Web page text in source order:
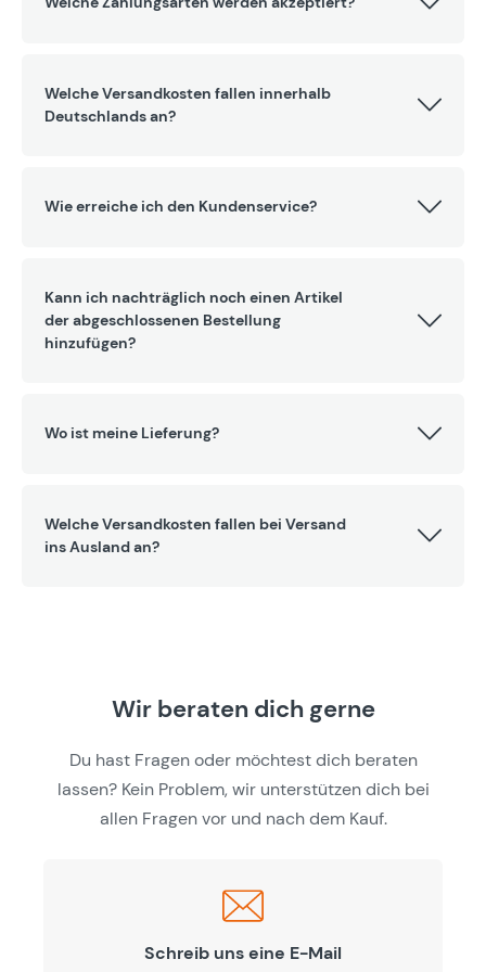
Welche Versandkosten fallen innerhalb
Deutschlands an?
Wie erreiche ich den Kundenservice?
Kann ich nachträglich noch einen Artikel
der abgeschlossenen Bestellung
hinzufügen?
Wo ist meine Lieferung?
Welche Versandkosten fallen bei Versand
ins Ausland an?
Wir beraten dich gerne
Du hast Fragen oder möchtest dich beraten
lassen? Kein Problem, wir unterstützen dich bei
allen Fragen vor und nach dem Kauf.
Schreib uns eine E-Mail